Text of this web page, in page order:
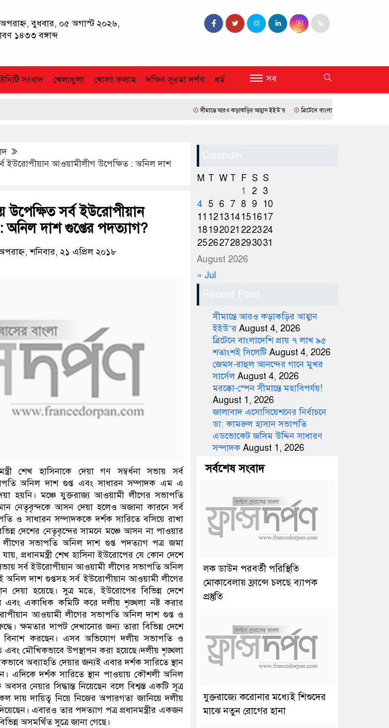
বুধবার, ০৫ অগাস্ট ২০২৬,
১৪৩৩ বঙ্গাব্দ
সংবাদ খেলাধুলা খোলা কলাম দক্ষিণ সুরমা দর্পণ ধর্ম সব
সীমান্তে আরও কড়াকড়ির আহ্বান ইইউ’র ব্রিটেনে বাংলাদেশি প্রায় ৭ লাখ ৯৫ শতাংশই
সর্ব ইউরোপীয়ান আওয়ামীলীগ উপেক্ষিত : অনিল দাশ
উপেক্ষিত সর্ব ইউরোপীয়ান
দাশ গুপ্তের পদত্যাগ?
শনিবার, ২১ এপ্রিল ২০১৮
শেখ হাসিনাকে দেয়া গণ সম্বর্ধনা সভায় সর্ব
অনিল দাশ গুপ্ত এবং সাধারন সম্পাদক এম এ
হয়নি। মঞ্চে যুক্তরাজ্য আওয়ামী লীগের সভাপতি
নেতৃবৃন্দকে আসন দেয়া হলেও অজানা কারনে সর্ব
ও সাধারন সম্পাদককে দর্শক সারিতে বসিয়ে রাখা
দেশের নেতৃবৃন্দের সামনে মঞ্চে আসন না পাওয়ার
সভাপতি অনিল দাশ গুপ্ত পদত্যাগ পত্র জমা
প্রধানমন্ত্রী শেখ হাসিনা ইউরোপের যে কোন দেশে
সর্ব ইউরোপীয়ান আওয়ামী লীগের সভাপতি অনিল
অনিল দাশ গুপ্তসহ সর্ব ইউরোপীয়ান আওয়ামী লীগের
দেয়া হয়েছে। সুত্র মতে, ইউরোপের বিভিন্ন দেশে
এবং একাধিক কমিটি করে দলীয় শৃঙ্খলা নষ্ট করার
আওয়ামী লীগের সভাপতি অনিল দাশ গুপ্ত ও
ক্ষমতার দাপট দেখানোর জন্য তারা বিভিন্ন দেশে
বিনাশ করছেন। এসব অভিযোগ দলীয় সভাপতি ও
এবং মৌখিকভাবে উপস্থাপন করা হয়েছে।দলীয় শৃঙ্খলা
অব্যাহতি দেয়ার জন্যই এবার দর্শক সারিতে স্থান
এদিকে দর্শক সারিতে স্থান পাওয়ায় কৌশলী অনিল
নেয়ার সিদ্ধান্ত নিয়েছেন বলে বিশ্বস্ত একটি সূত্র
দায়িত্ব নিয়ে নিজের অপারগতা জানিয়ে দলীয়
এবারও তার পদত্যাগ পত্র প্রধানমন্ত্রীর একজন
অসমর্থিত সুত্রে জানা গেছে।
Calender
August 2026
M T W T F S S
1
2 3
4 5 6 7 8 9
10
11 121314151617
18192021 222324
25262728293031
« Jul
Recent Post
সীমান্তে আরও কড়াকড়ির আহ্বান
ইইউ’র August 4, 2026
ব্রিটেনে বাংলাদেশি প্রায় ৭ লাখ ৯৫
শতাংশই সিলেটি August 4, 2026
জেমস-রাহুল আনন্দের গানে মুখর
সার্সেল August 4, 2026
মরক্কো-স্পেন সীমান্তে মহাবিপর্যয়!
August 1, 2026
জালাবাদ এসোসিয়েশনের নির্বাচনে
ডা: কামরুল হাসান সভাপতি
এডভোকেট জসিম উদ্দিন সাধারণ
সম্পাদক August 1, 2026
সর্বশেষ সংবাদ
লক ডাউন পরবর্তী পরিস্থিতি
মোকাবেলায় ফ্রান্সে চলছে ব্যাপক
প্রস্তুতি
যুক্তরাজ্যে করোনার মধ্যেই শিশুদের
মাঝে নতুন রোগের হানা